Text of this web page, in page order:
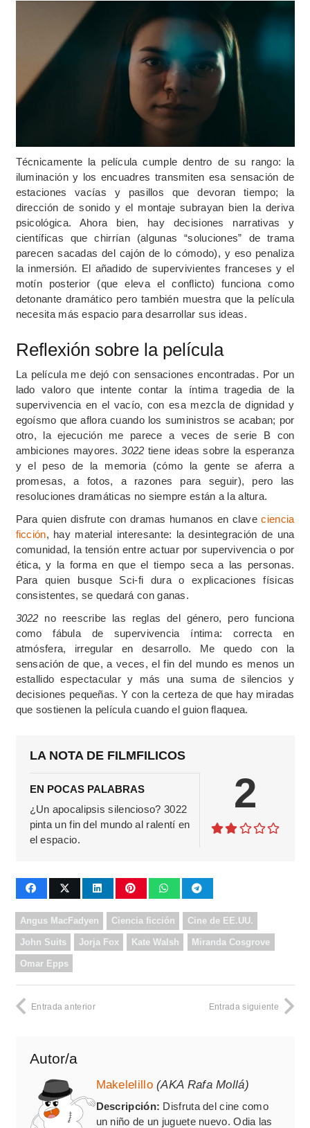
Técnicamente la película cumple dentro de su rango: la
iluminación y los encuadres transmiten esa sensación de
estaciones vacías y pasillos que devoran tiempo; la
dirección de sonido y el montaje subrayan bien la deriva
psicológica. Ahora bien, hay decisiones narrativas y
científicas que chirrían (algunas “soluciones” de trama
parecen sacadas del cajón de lo cómodo), y eso penaliza
la inmersión. El añadido de supervivientes franceses y el
motín posterior (que eleva el conflicto) funciona como
detonante dramático pero también muestra que la película
necesita más espacio para desarrollar sus ideas.
Reflexión sobre la película
La película me dejó con sensaciones encontradas. Por un
lado valoro que intente contar la íntima tragedia de la
supervivencia en el vacío, con esa mezcla de dignidad y
egoísmo que aflora cuando los suministros se acaban; por
otro, la ejecución me parece a veces de serie B con
ambiciones mayores.3022 tiene ideas sobre la esperanza
y el peso de la memoria (cómo la gente se aferra a
promesas, a fotos, a razones para seguir), pero las
resoluciones dramáticas no siempre están a la altura.
Para quien disfrute con dramas humanos en claveciencia
ficción, hay material interesante: la desintegración de una
comunidad, la tensión entre actuar por supervivencia o por
ética, y la forma en que el tiempo seca a las personas.
Para quien busque Sci-fi dura o explicaciones físicas
consistentes, se quedará con ganas.
3022 no reescribe las reglas del género, pero funciona
como fábula de supervivencia íntima: correcta en
atmósfera, irregular en desarrollo. Me quedo con la
sensación de que, a veces, el fin del mundo es menos un
estallido espectacular y más una suma de silencios y
decisiones pequeñas. Y con la certeza de que hay miradas
que sostienen la película cuando el guion flaquea.
LA NOTA DE FILMFILICOS
EN POCAS PALABRAS
¿Un apocalipsis silencioso? 3022
pinta un fin del mundo al ralentí en
el espacio.
2
Angus MacFadyen Ciencia ficción Cine de EE.UU.
John Suits Jorja Fox Kate Walsh Miranda Cosgrove
Omar Epps
Entrada anterior Entrada siguiente
Autor/a
Makelelillo (AKA Rafa Mollá)
Descripción: Disfruta del cine como
un niño de un juguete nuevo. Odia las